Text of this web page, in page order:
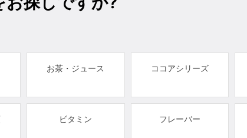
お茶・ジュース ココアシリーズ
ビタミン フレーバー